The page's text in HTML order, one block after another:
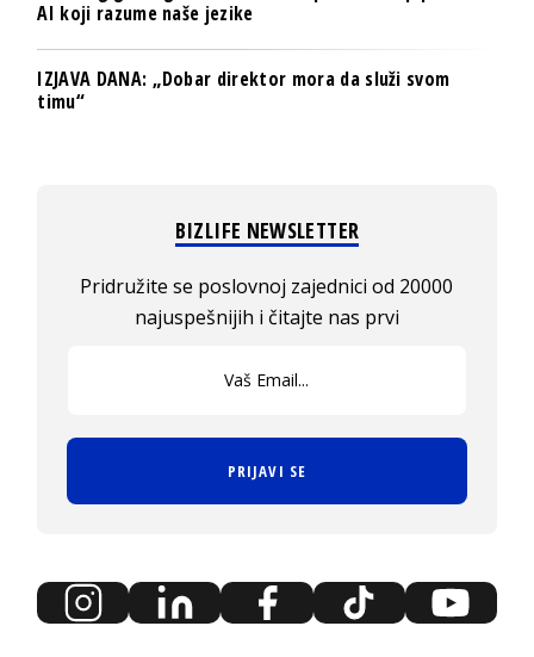
AI koji razume naše jezike
IZJAVA DANA: „Dobar direktor mora da služi svom
timu“
BIZLIFE NEWSLETTER
Pridružite se poslovnoj zajednici od 20000
najuspešnijih i čitajte nas prvi
PRIJAVI SE